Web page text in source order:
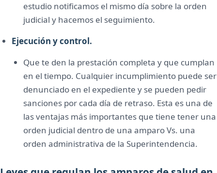
estudio notificamos el mismo día sobre la orden
judicial y hacemos el seguimiento.
Ejecución y control.
Que te den la prestación completa y que cumplan
en el tiempo. Cualquier incumplimiento puede ser
denunciado en el expediente y se pueden pedir
sanciones por cada día de retraso. Esta es una de
las ventajas más importantes que tiene tener una
orden judicial dentro de una amparo Vs. una
orden administrativa de la Superintendencia.